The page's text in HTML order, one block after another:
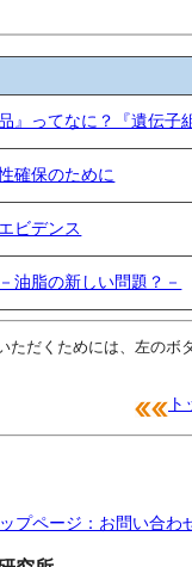
』ってなに？『遺伝子
確保のために
ビデンス
油脂の新しい問題？－
ただくためには、左のボ
ップページ：お問い合わ